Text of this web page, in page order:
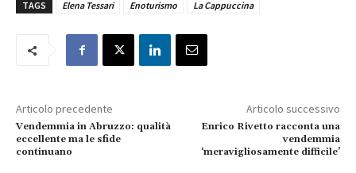
TAGS Elena Tessari Enoturismo La Cappuccina
Articolo precedente
Vendemmia in Abruzzo: qualità
eccellente ma le sfide
continuano
Articolo successivo
Enrico Rivetto racconta una
vendemmia
‘meravigliosamente difficile’